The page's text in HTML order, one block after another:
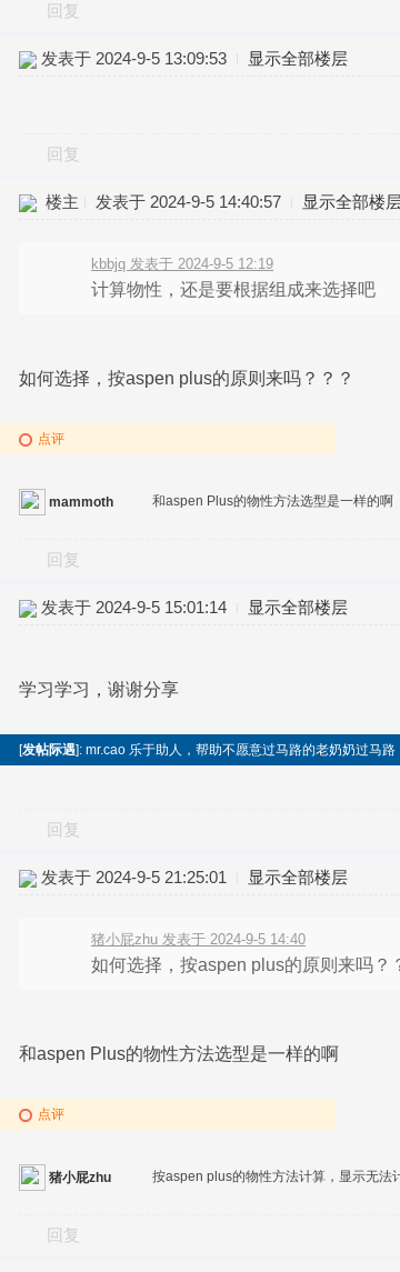
回复
发表于 2024-9-5 13:09:53 显示全部楼层
回复
楼主 发表于 2024-9-5 14:40:57 显示全部楼
kbbjq 发表于 2024-9-5 12:19
计算物性，还是要根据组成来选择吧
如何选择，按aspen plus的原则来吗？？？
点评
mammoth 和aspen Plus的物性方法选型是一样的啊
回复
发表于 2024-9-5 15:01:14 显示全部楼层
学习学习，谢谢分享
[发帖际遇]: mr.cao 乐于助人，帮助不愿意过马路的老奶奶过马
回复
发表于 2024-9-5 21:25:01 显示全部楼层
猪小屁zhu 发表于 2024-9-5 14:40
如何选择，按aspen plus的原则来吗？
和aspen Plus的物性方法选型是一样的啊
点评
猪小屁zhu 按aspen plus的物性方法计算，显示无法
回复